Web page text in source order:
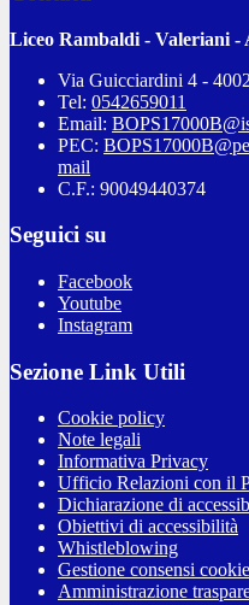
Liceo Rambaldi - Valeriani -
Via Guicciardini 4 -
Tel: 0542659011
Email:
PEC:
mail
C.F.: 90049440374
Seguici su
Facebook
Youtube
Instagram
Sezione Link Utili
Cookie policy
Note legali
Informativa Privacy
Ufficio Relazioni con il
Dichiarazione di
Obiettivi di accessibilità
Whistleblowing
Gestione consensi cookie
Amministrazione